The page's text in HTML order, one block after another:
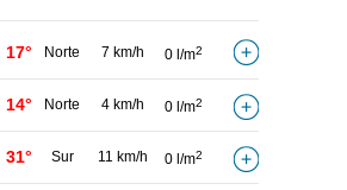
17° Norte 7 km/h 0 l/m2
14° Norte 4 km/h 0 l/m2
31° Sur 11 km/h 0 l/m2